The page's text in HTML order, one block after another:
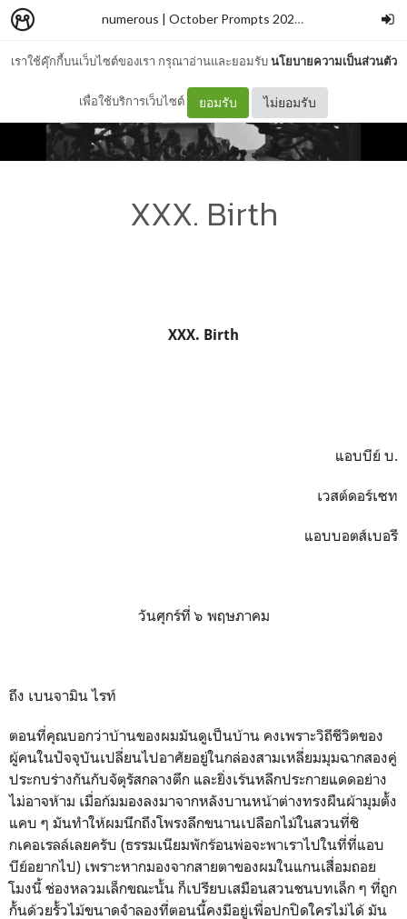
เราใช้คุ๊กกี้บนเว็บไซต์ของเรา กรุณาอ่านและยอมรับนโยบายความเป็นส่วนตัว
เพื่อใช้บริการเว็บไซต์ ยอมรับ ไม่ยอมรับ
numerous | October Prompts 2024– wallflowerblu
XXX. Birth
XXX. Birth
แอบบีย์ บ.
เวสต์ดอร์เซท
แอบบอตส์เบอรี
วันศุกร์ที่ ๖ พฤษภาคม
ถึง เบนจามิน ไรท์
ตอนที่คุณบอกว่าบ้านของผมมันดูเป็นบ้าน คงเพราะวิถีชีวิตของ
ผู้คนในปัจจุบันเปลี่ยนไปอาศัยอยู่ในกล่องสามเหลี่ยมมุมฉากสองคู่
ประกบร่างกันกับจัตุรัสกลางตึก และยิ่งเร้นหลีกประกายแดดอย่าง
ไม่อาจห้าม เมื่อก้มมองลงมาจากหลังบานหน้าต่างทรงผืนผ้ามุมตั้ง
แคบ ๆ มันทำให้ผมนึกถึงโพรงลึกขนานเปลือกไม้ในสวนที่ชิ
กเคอเรลล์เลยครับ (ธรรมเนียมพักร้อนพ่อจะพาเราไปในที่ที่แอบ
บีย์อยากไป) เพราะหากมองจากสายตาของผมในแกนเสื่อมถอย
โมงนี้ ช่องหลวมเล็กขณะนั้น ก็เปรียบเสมือนสวนชนบทเล็ก ๆ ที่ถูก
กั้นด้วยรั้วไม้ขนาดจำลองที่ตอนนี้คงมีอยู่เพื่อปกปิดใครไม่ได้ มัน